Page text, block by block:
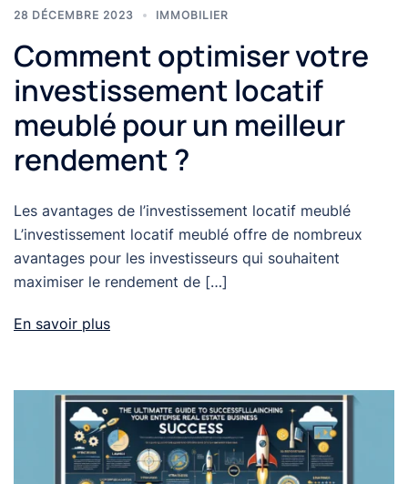
28 DÉCEMBRE 2023 IMMOBILIER
Comment optimiser votre
investissement locatif
meublé pour un meilleur
rendement ?
Les avantages de l’investissement locatif meublé
L’investissement locatif meublé offre de nombreux
avantages pour les investisseurs qui souhaitent
maximiser le rendement de […]
En savoir plus